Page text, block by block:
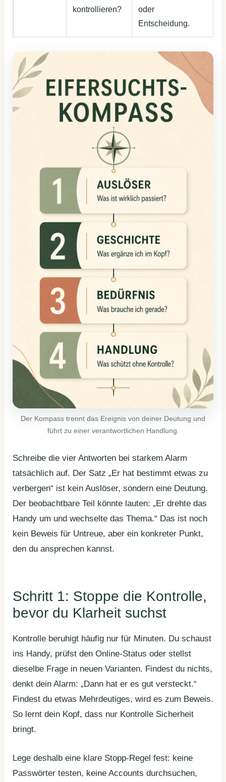
kontrollieren?
oder
Entscheidung.
Der Kompass trennt das Ereignis von deiner Deutung und
führt zu einer verantwortlichen Handlung.
Schreibe die vier Antworten bei starkem Alarm
tatsächlich auf. Der Satz „Er hat bestimmt etwas zu
verbergen“ ist kein Auslöser, sondern eine Deutung.
Der beobachtbare Teil könnte lauten: „Er drehte das
Handy um und wechselte das Thema.“ Das ist noch
kein Beweis für Untreue, aber ein konkreter Punkt,
den du ansprechen kannst.
Schritt 1: Stoppe die Kontrolle,
bevor du Klarheit suchst
Kontrolle beruhigt häufig nur für Minuten. Du schaust
ins Handy, prüfst den Online-Status oder stellst
dieselbe Frage in neuen Varianten. Findest du nichts,
denkt dein Alarm: „Dann hat er es gut versteckt.“
Findest du etwas Mehrdeutiges, wird es zum Beweis.
So lernt dein Kopf, dass nur Kontrolle Sicherheit
bringt.
Lege deshalb eine klare Stopp-Regel fest: keine
Passwörter testen, keine Accounts durchsuchen,